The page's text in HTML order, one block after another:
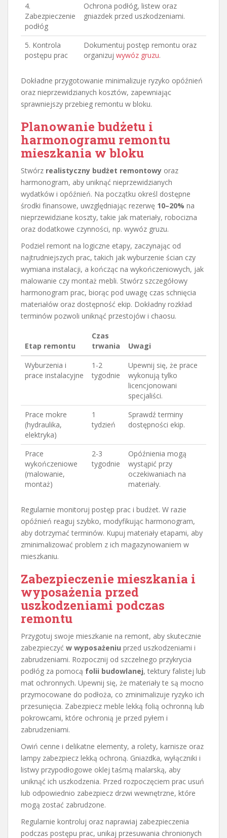
4.
Zabezpieczenie
podłóg
Ochrona podłóg, listew oraz
gniazdek przed uszkodzeniami.
5. Kontrola
postępu prac
Dokumentuj postęp remontu oraz
organizuj wywóz gruzu.
Dokładne przygotowanie minimalizuje ryzyko opóźnień
oraz nieprzewidzianych kosztów, zapewniając
sprawniejszy przebieg remontu w bloku.
Planowanie budżetu i
harmonogramu remontu
mieszkania w bloku
Stwórz realistyczny budżet remontowy oraz
harmonogram, aby uniknąć nieprzewidzianych
wydatków i opóźnień. Na początku określ dostępne
środki finansowe, uwzględniając rezerwę 10–20% na
nieprzewidziane koszty, takie jak materiały, robocizna
oraz dodatkowe czynności, np. wywóz gruzu.
Podziel remont na logiczne etapy, zaczynając od
najtrudniejszych prac, takich jak wyburzenie ścian czy
wymiana instalacji, a kończąc na wykończeniowych, jak
malowanie czy montaż mebli. Stwórz szczegółowy
harmonogram prac, biorąc pod uwagę czas schnięcia
materiałów oraz dostępność ekip. Dokładny rozkład
terminów pozwoli uniknąć przestojów i chaosu.
Etap remontu
Czas
trwania
Uwagi
Wyburzenia i
prace instalacyjne
1-2
tygodnie
Upewnij się, że prace
wykonują tylko
licencjonowani
specjaliści.
Prace mokre
(hydraulika,
elektryka)
1
tydzień
Sprawdź terminy
dostępności ekip.
Prace
wykończeniowe
(malowanie,
montaż)
2-3
tygodnie
Opóźnienia mogą
wystąpić przy
oczekiwaniach na
materiały.
Regularnie monitoruj postęp prac i budżet. W razie
opóźnień reaguj szybko, modyfikując harmonogram,
aby dotrzymać terminów. Kupuj materiały etapami, aby
zminimalizować problem z ich magazynowaniem w
mieszkaniu.
Zabezpieczenie mieszkania i
wyposażenia przed
uszkodzeniami podczas
remontu
Przygotuj swoje mieszkanie na remont, aby skutecznie
zabezpieczyć w wyposażeniu przed uszkodzeniami i
zabrudzeniami. Rozpocznij od szczelnego przykrycia
podłóg za pomocą folii budowlanej, tektury falistej lub
mat ochronnych. Upewnij się, że materiały te są mocno
przymocowane do podłoża, co zminimalizuje ryzyko ich
przesunięcia. Zabezpiecz meble lekką folią ochronną lub
pokrowcami, które ochronią je przed pyłem i
zabrudzeniami.
Owiń cenne i delikatne elementy, a rolety, karnisze oraz
lampy zabezpiecz lekką ochroną. Gniazdka, wyłączniki i
listwy przypodłogowe oklej taśmą malarską, aby
uniknąć ich uszkodzenia. Przed rozpoczęciem prac usuń
lub odpowiednio zabezpiecz drzwi wewnętrzne, które
mogą zostać zabrudzone.
Regularnie kontroluj oraz naprawiaj zabezpieczenia
podczas postępu prac, unikaj przesuwania chronionych